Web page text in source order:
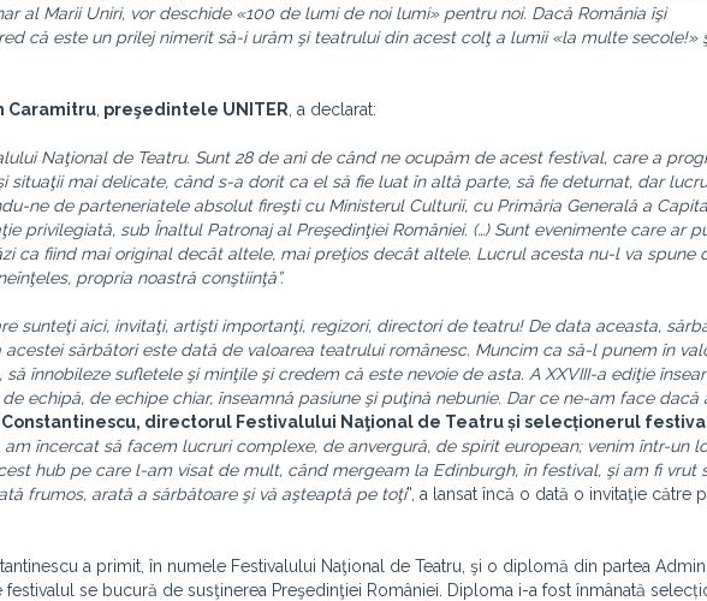
al Marii Uniri, vor deschide «100 de lumi de noi lumi» pentru noi. Dacă România îşi
că este un prilej nimerit să-i urăm şi teatrului din acest colţ a lumii «la multe secole!»
Caramitru preşedintele UNITER , a declarat:
Naţional de Teatru. Sunt 28 de ani de când ne ocupăm de acest festival, care a
situaţii mai delicate, când s-a dorit ca el să fie luat în altă parte, să fie deturnat, dar
ne de parteneriatele absolut fireşti cu Ministerul Culturii, cu Primăria Generală a
privilegiată, sub Înaltul Patronaj al Preşedinţiei României. (…) Sunt evenimente care ar
ca fiind mai original decât altele, mai preţios decât altele. Lucrul acesta nu-l va spune
propria noastră conştiinţă”.
sunteţi aici, invitaţi, artişti importanţi, regizori, directori de teatru! De data aceasta,
acestei sărbători este dată de valoarea teatrului românesc. Muncim ca să-l punem în
înnobileze sufletele şi minţile şi credem că este nevoie de asta. A XXVIII-a ediţie
echipă, de echipe chiar, înseamnă pasiune şi puţină nebunie. Dar ce ne-am face dacă
Constantinescu, directorul Festivalului Naţional de Teatru și selecționerul
încercat să facem lucruri complexe, de anvergură, de spirit european; venim într-un
hub pe care l-am visat de mult, când mergeam la Edinburgh, în festival, şi am fi vrut
frumos, arată a sărbătoare şi vă aşteaptă pe toţi”, a lansat încă o dată o invitaţie către
a primit, în numele Festivalului Naţional de Teatru, şi o diplomă din partea
festivalul se bucură de susţinerea Preşedinţiei României. Diploma i-a fost înmânată